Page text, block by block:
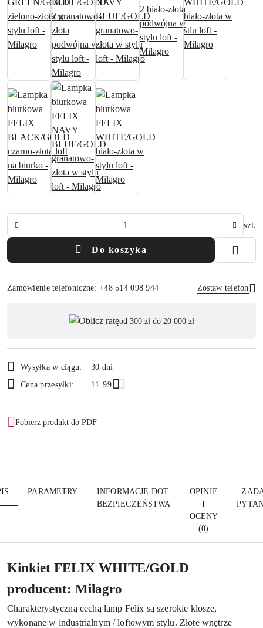
szt.
Do koszyka
Zamówienie telefoniczne: +48 514 098 944 Zostaw telefon
Dostępność
i
dostawa
od 300 zł do 20 000 zł
Wysyłka w ciągu:
30 dni
Cena przesyłki:
11.99
Pobierz produkt do PDF
PARAMETRY
INFORMACJE DOT.
BEZPIECZEŃSTWA
OPINIE
I
OCENY
(0)
Kinkiet FELIX WHITE/GOLD
producent: Milagro
Charakterystyczną cechą lamp Felix są szerokie klosze,
wykonane w industrialnym / loftowym stylu. Złote wnętrze